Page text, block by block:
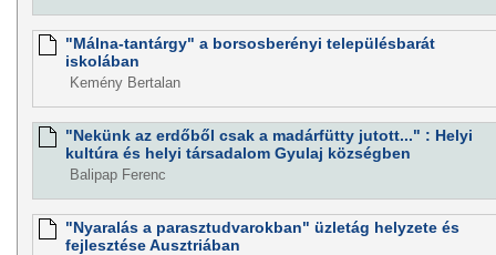
"Málna-tantárgy" a borsosberényi településbarát
iskolában
Kemény Bertalan
"Nekünk az erdőből csak a madárfütty jutott..." : Helyi
kultúra és helyi társadalom Gyulaj községben
Balipap Ferenc
"Nyaralás a parasztudvarokban" üzletág helyzete és
fejlesztése Ausztriában